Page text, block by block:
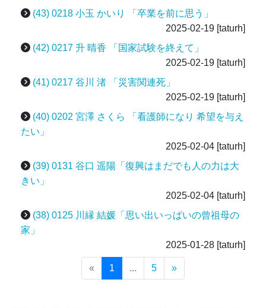
(43) 0218 小玉 かいり 「卒業を前に思う」
2025-02-19 [taturh]
(42) 0217 升 晴香 「国家試験を終えて」
2025-02-19 [taturh]
(41) 0217 谷川 渚 「災害関連死」
2025-02-19 [taturh]
(40) 0202 宮澤 さくら 「看護師になり 希望を与え
たい」
2025-02-04 [taturh]
(39) 0131 谷口 遥陽「復興はまだでも人の力は大
きい」
2025-02-04 [taturh]
(38) 0125 川縁 結媛「思い出いっぱいの曾祖母の
家」
2025-01-28 [taturh]
« 1 ... 5 »